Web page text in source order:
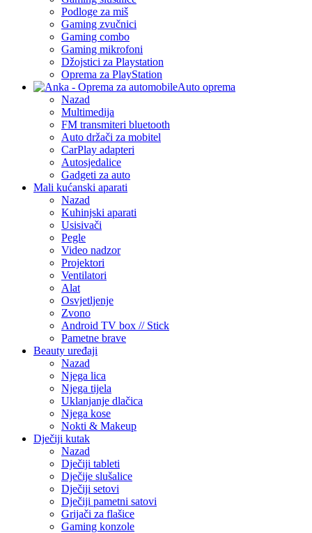
Podloge za miš
Gaming zvučnici
Gaming combo
Gaming mikrofoni
Džojstici za Playstation
Oprema za PlayStation
Auto oprema
Nazad
Multimedija
FM transmiteri bluetooth
Auto držači za mobitel
CarPlay adapteri
Autosjedalice
Gadgeti za auto
Mali kućanski aparati
Nazad
Kuhinjski aparati
Usisivači
Pegle
Video nadzor
Projektori
Ventilatori
Alat
Osvjetljenje
Zvono
Android TV box // Stick
Pametne brave
Beauty uređaji
Nazad
Njega lica
Njega tijela
Uklanjanje dlačica
Njega kose
Nokti & Makeup
Dječiji kutak
Nazad
Dječiji tableti
Dječije slušalice
Dječiji setovi
Dječiji pametni satovi
Grijači za flašice
Gaming konzole